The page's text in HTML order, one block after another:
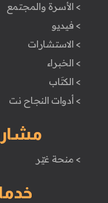
> الأسرة والمجتمع
> فيديو
> الاستشارات
> الخبراء
> الكتَاب
> أدوات النجاح نت
> منحة غيّر